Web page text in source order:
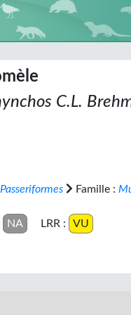
C.L.
Passeriformes Famille :
NA LRR : VU